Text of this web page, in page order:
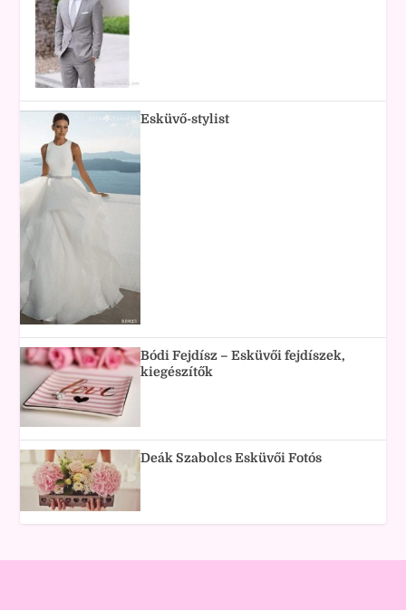
Esküvő-stylist
Bódi Fejdísz – Esküvői fejdíszek,
kiegészítők
Deák Szabolcs Esküvői Fotós